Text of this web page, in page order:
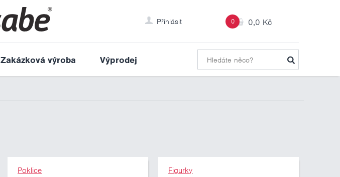
0 0,0 Kč
Přihlásit
Zakázková výroba Výprodej
Poklice Figurky